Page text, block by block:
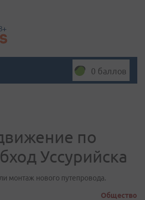
0 баллов
по
Уссурийска
монтаж нового путепровода.
Общество